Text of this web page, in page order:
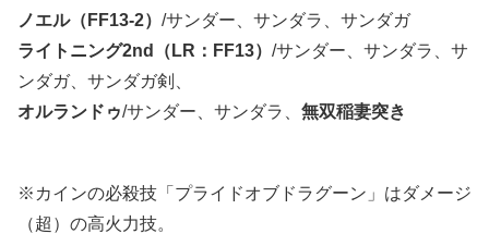
ノエル（FF13-2） /サンダー、サンダラ、サンダガ
ライトニング2nd（LR：FF13） /サンダー、サンダラ、サ
ンダガ、サンダガ剣、
オルランドゥ/サンダー、サンダラ、 無双稲妻突き
※カインの必殺技「プライドオブドラグーン」はダメージ
（超）の高火力技。